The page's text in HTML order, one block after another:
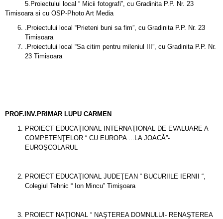
5.Proiectului local “ Micii fotografi”, cu Gradinita P.P. Nr. 23
Timisoara si cu OSP-Photo Art Media
.Proiectului local “Prieteni buni sa fim”, cu Gradinita P.P. Nr. 23
Timisoara
.Proiectului local “Sa citim pentru mileniul III”, cu Gradinita P.P. Nr.
23 Timisoara
PROF.INV.PRIMAR LUPU CARMEN
PROIECT EDUCAŢIONAL INTERNAŢIONAL DE EVALUARE A
COMPETENŢELOR “ CU EUROPA ...LA JOACĂ”-
EUROŞCOLARUL
PROIECT EDUCAŢIONAL JUDEŢEAN “ BUCURIILE IERNII “,
Colegiul Tehnic “ Ion Mincu” Timişoara
PROIECT NAŢIONAL “ NAŞTEREA DOMNULUI- RENAŞTEREA